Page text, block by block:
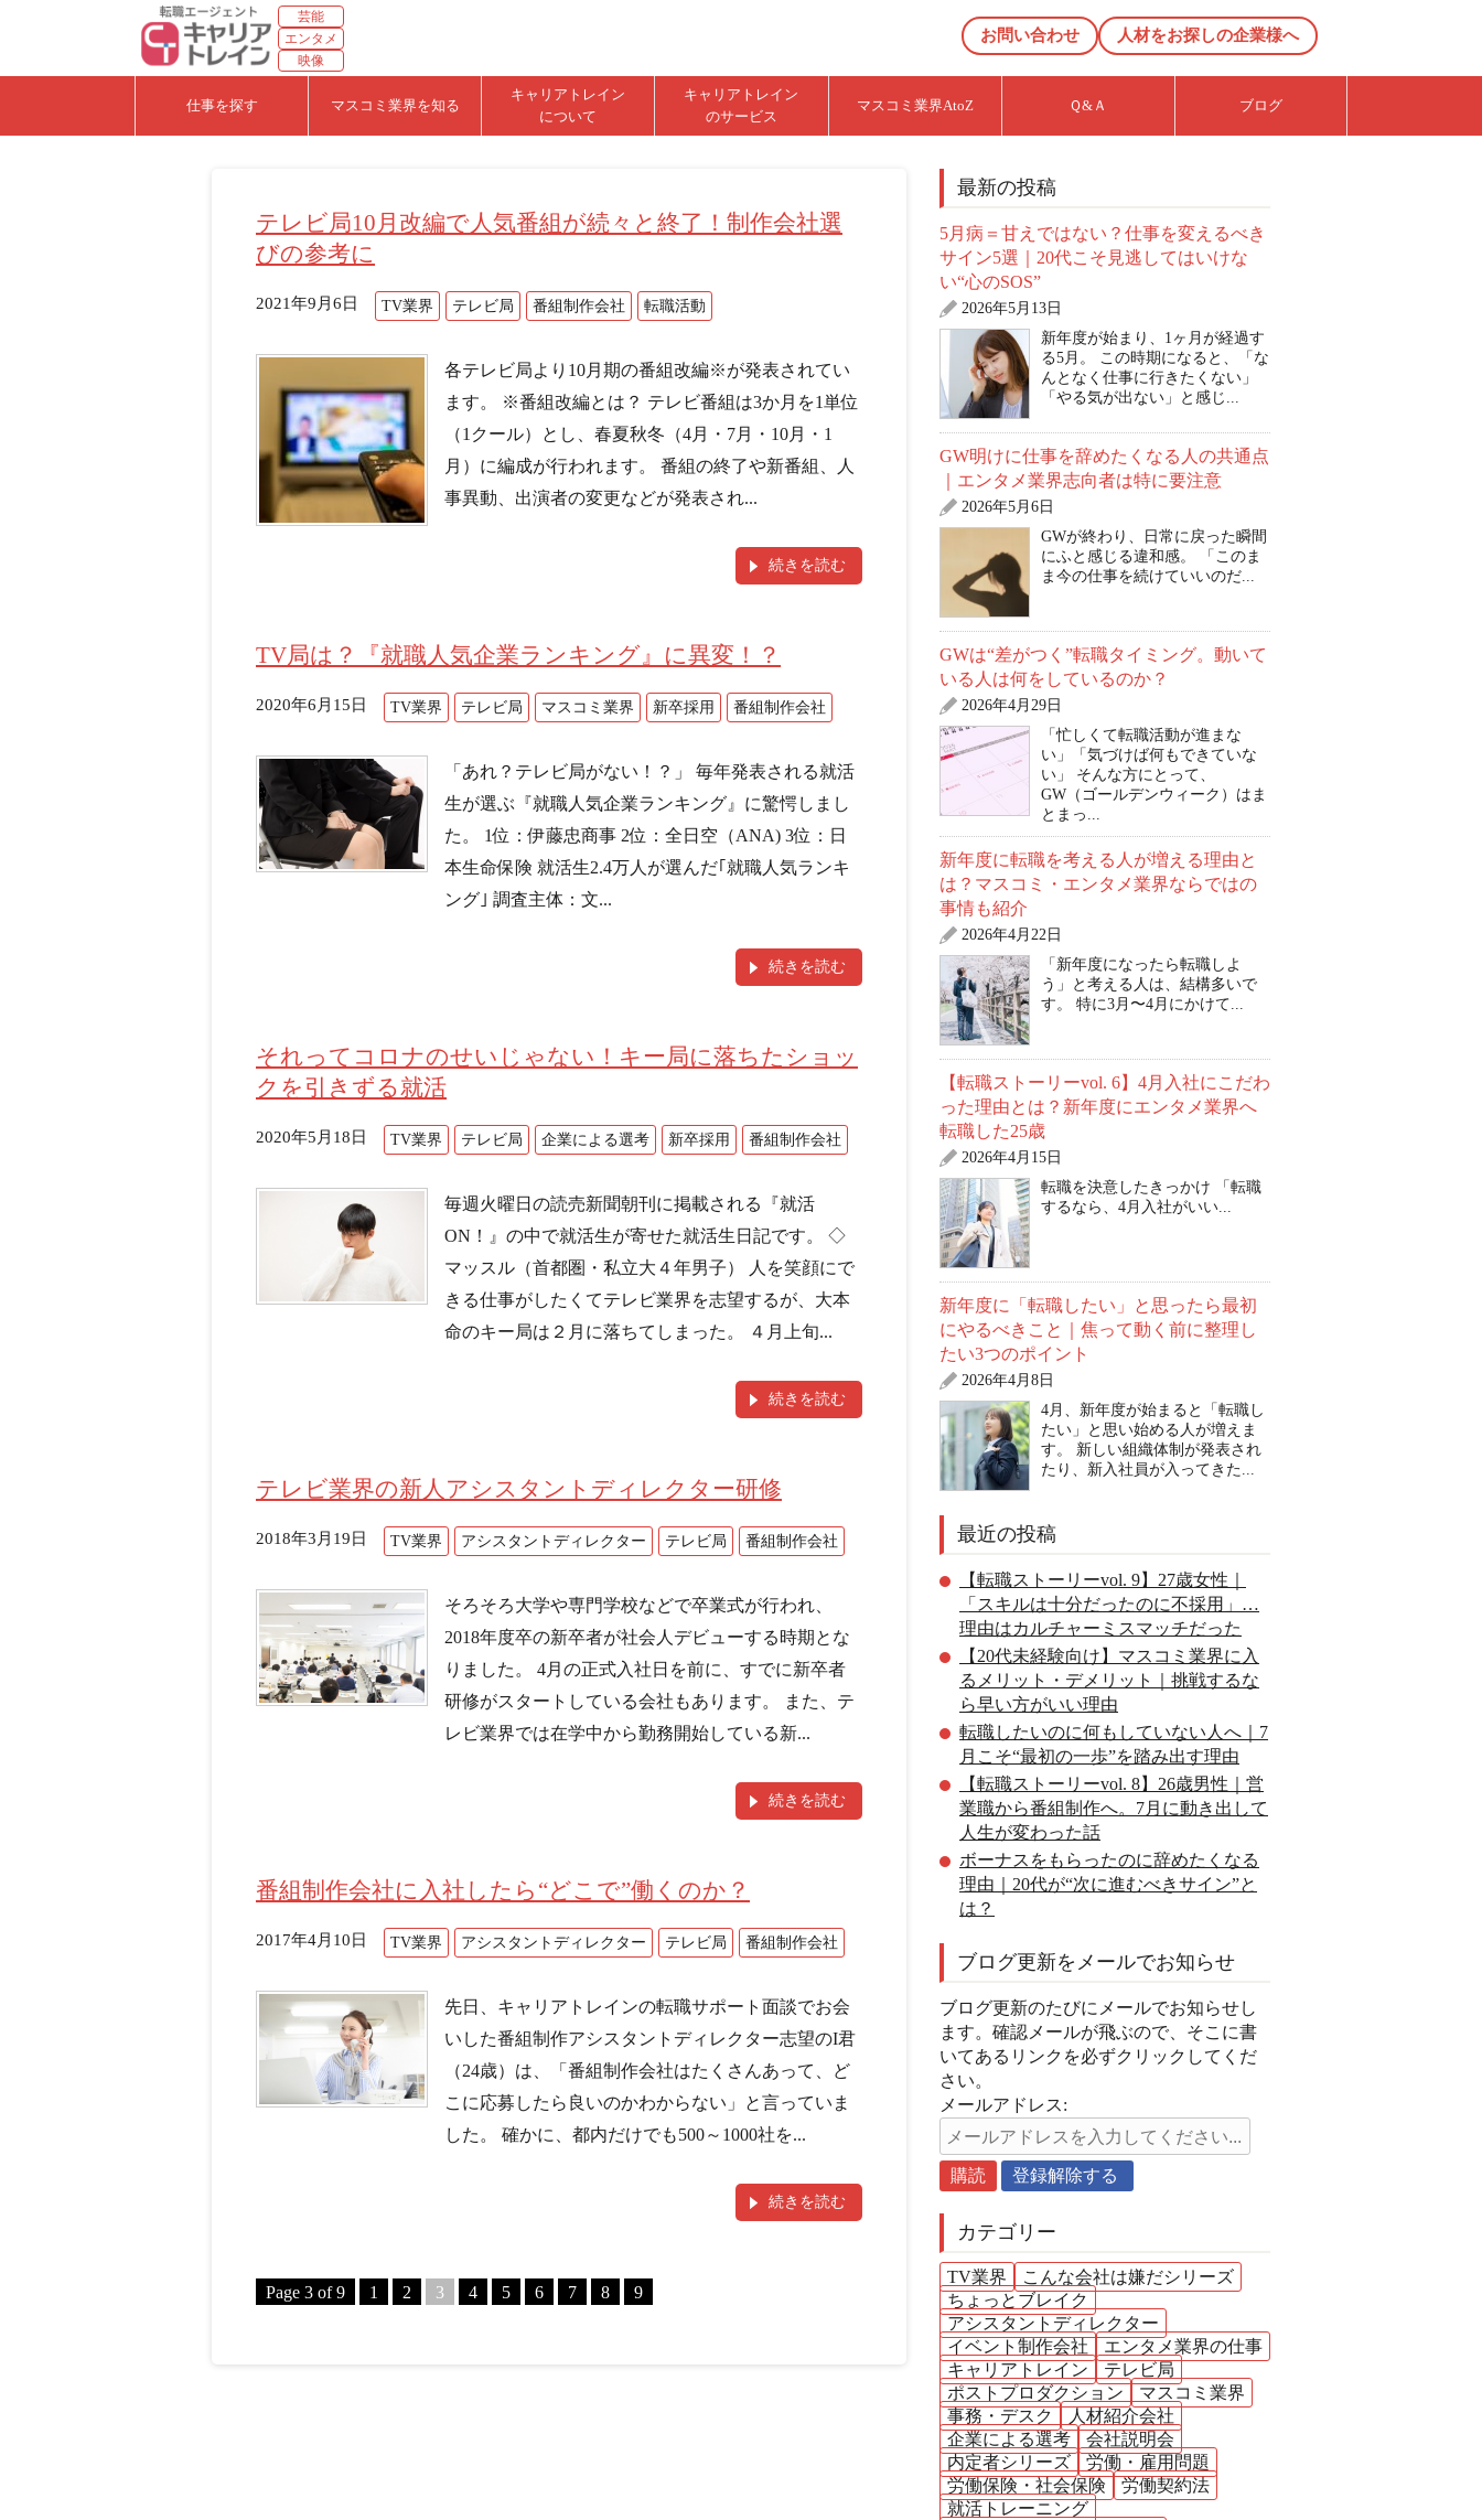
芸能
エンタメ
映像
お問い合わせ 人材をお探しの企業様へ
仕事を探す マスコミ業界を知る
キャリアトレイン
について
キャリアトレイン
のサービス
マスコミ業界AtoZ Ｑ&Ａ ブログ
テレビ局10月改編で人気番組が続々と終了！制作会社選
びの参考に
2021年9月6日 TV業界 テレビ局 番組制作会社 転職活動
各テレビ局より10月期の番組改編※が発表されてい
ます。 ※番組改編とは？ テレビ番組は3か月を1単位
（1クール）とし、春夏秋冬（4月・7月・10月・1
月）に編成が行われます。 番組の終了や新番組、人
事異動、出演者の変更などが発表され...
続きを読む
TV局は？『就職人気企業ランキング』に異変！？
2020年6月15日 TV業界 テレビ局 マスコミ業界 新卒採用 番組制作会社
「あれ？テレビ局がない！？」 毎年発表される就活
生が選ぶ『就職人気企業ランキング』に驚愕しまし
た。 1位：伊藤忠商事 2位：全日空（ANA) 3位：日
本生命保険 就活生2.4万人が選んだ｢就職人気ランキ
ング｣ 調査主体：文...
続きを読む
それってコロナのせいじゃない！キー局に落ちたショッ
クを引きずる就活
2020年5月18日 TV業界 テレビ局 企業による選考 新卒採用 番組制作会社
毎週火曜日の読売新聞朝刊に掲載される『就活
ON！』の中で就活生が寄せた就活生日記です。 ◇
マッスル（首都圏・私立大４年男子） 人を笑顔にで
きる仕事がしたくてテレビ業界を志望するが、大本
命のキー局は２月に落ちてしまった。 ４月上旬...
続きを読む
テレビ業界の新人アシスタントディレクター研修
2018年3月19日 TV業界 アシスタントディレクター テレビ局 番組制作会社
そろそろ大学や専門学校などで卒業式が行われ、
2018年度卒の新卒者が社会人デビューする時期とな
りました。 4月の正式入社日を前に、すでに新卒者
研修がスタートしている会社もあります。 また、テ
レビ業界では在学中から勤務開始している新...
続きを読む
番組制作会社に入社したら“どこで”働くのか？
2017年4月10日 TV業界 アシスタントディレクター テレビ局 番組制作会社
先日、キャリアトレインの転職サポート面談でお会
いした番組制作アシスタントディレクター志望のI君
（24歳）は、「番組制作会社はたくさんあって、ど
こに応募したら良いのかわからない」と言っていま
した。 確かに、都内だけでも500～1000社を...
続きを読む
Page 3 of 9 1 2 3 4 5 6 7 8 9
最新の投稿
5月病＝甘えではない？仕事を変えるべき
サイン5選｜20代こそ見逃してはいけな
い“心のSOS”
2026年5月13日
新年度が始まり、1ヶ月が経過す
る5月。 この時期になると、「な
んとなく仕事に行きたくない」
「やる気が出ない」と感じ...
GW明けに仕事を辞めたくなる人の共通点
｜エンタメ業界志向者は特に要注意
2026年5月6日
GWが終わり、日常に戻った瞬間
にふと感じる違和感。 「このま
ま今の仕事を続けていいのだ...
GWは“差がつく”転職タイミング。動いて
いる人は何をしているのか？
2026年4月29日
「忙しくて転職活動が進まな
い」「気づけば何もできていな
い」 そんな方にとって、
GW（ゴールデンウィーク）はま
とまっ...
新年度に転職を考える人が増える理由と
は？マスコミ・エンタメ業界ならではの
事情も紹介
2026年4月22日
「新年度になったら転職しよ
う」と考える人は、結構多いで
す。 特に3月〜4月にかけて...
【転職ストーリーvol. 6】4月入社にこだわ
った理由とは？新年度にエンタメ業界へ
転職した25歳
2026年4月15日
転職を決意したきっかけ 「転職
するなら、4月入社がいい...
新年度に「転職したい」と思ったら最初
にやるべきこと｜焦って動く前に整理し
たい3つのポイント
2026年4月8日
4月、新年度が始まると「転職し
たい」と思い始める人が増えま
す。 新しい組織体制が発表され
たり、新入社員が入ってきた...
最近の投稿
【転職ストーリーvol. 9】27歳女性｜
「スキルは十分だったのに不採用」…
理由はカルチャーミスマッチだった
【20代未経験向け】マスコミ業界に入
るメリット・デメリット｜挑戦するな
ら早い方がいい理由
転職したいのに何もしていない人へ｜7
月こそ“最初の一歩”を踏み出す理由
【転職ストーリーvol. 8】26歳男性｜営
業職から番組制作へ。7月に動き出して
人生が変わった話
ボーナスをもらったのに辞めたくなる
理由｜20代が“次に進むべきサイン”と
は？
ブログ更新をメールでお知らせ
ブログ更新のたびにメールでお知らせし
ます。確認メールが飛ぶので、そこに書
いてあるリンクを必ずクリックしてくだ
さい。
メールアドレス:
カテゴリー
TV業界
こんな会社は嫌だシリーズ
ちょっとブレイク
アシスタントディレクター
イベント制作会社
エンタメ業界の仕事
キャリアトレイン
テレビ局
ポストプロダクション
マスコミ業界
事務・デスク
人材紹介会社
企業による選考
会社説明会
内定者シリーズ
労働・雇用問題
労働保険・社会保険
労働契約法
就活トレーニング